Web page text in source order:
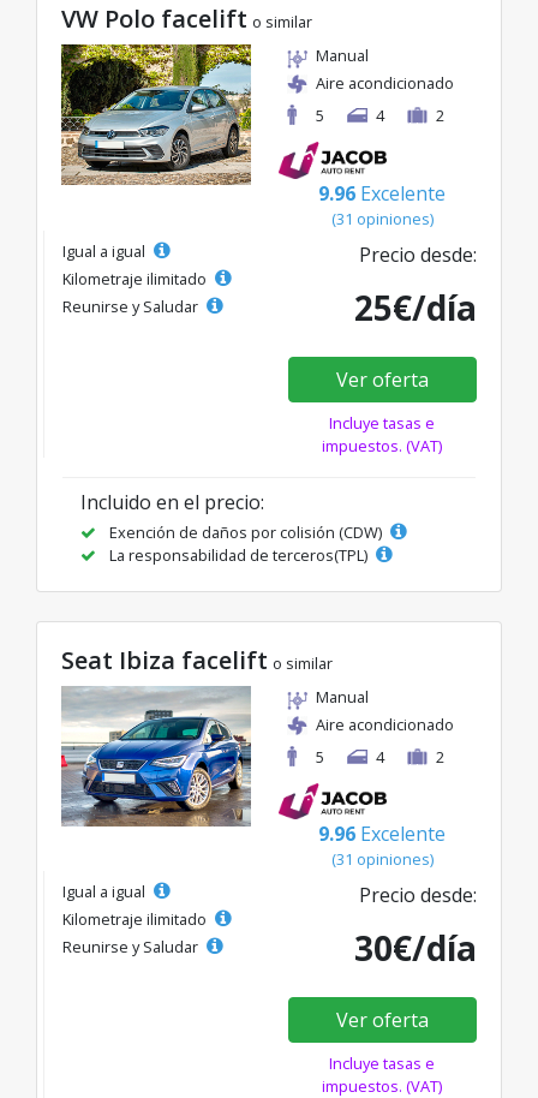
VW Polo facelift o similar
Manual
Aire acondicionado
5
4 2
9.96 Excelente
(31 opiniones)
Igual a igual
Kilometraje ilimitado
Reunirse y Saludar
Precio desde:
25€/día
Ver oferta
Incluye tasas e
impuestos. (VAT)
Incluido en el precio:
Exención de daños por colisión (CDW)
La responsabilidad de terceros(TPL)
Seat Ibiza facelift o similar
Manual
Aire acondicionado
5
4 2
9.96 Excelente
(31 opiniones)
Igual a igual
Kilometraje ilimitado
Reunirse y Saludar
Precio desde:
30€/día
Ver oferta
Incluye tasas e
impuestos. (VAT)